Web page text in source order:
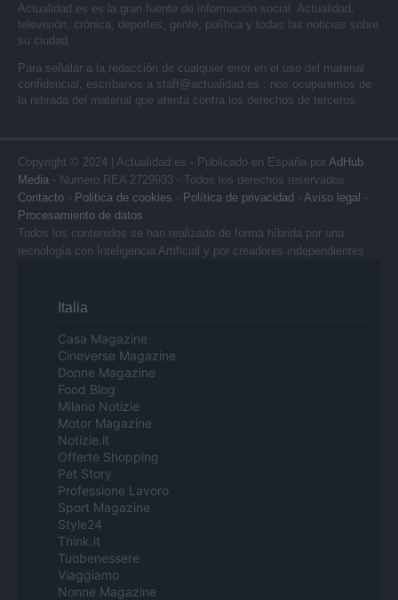
Actualidad.es es la gran fuente de información social. Actualidad,
televisión, crónica, deportes, gente, política y todas las noticias sobre
su ciudad.
Para señalar a la redacción de cualquier error en el uso del material
confidencial, escríbanos a staff@actualidad.es : nos ocuparemos de
la retirada del material que atenta contra los derechos de terceros.
Copyright © 2024 | Actualidad.es - Publicado en España por AdHub
Media - Numero REA 2729933 - Todos los derechos reservados.
Contacto - Politica de cookies - Política de privacidad - Aviso legal -
Procesamiento de datos
Todos los contenidos se han realizado de forma híbrida por una
tecnología con Inteligencia Artificial y por creadores independientes
Italia
Casa Magazine
Cineverse Magazine
Donne Magazine
Food Blog
Milano Notizie
Motor Magazine
Notizie.it
Offerte Shopping
Pet Story
Professione Lavoro
Sport Magazine
Style24
Think.it
Tuobenessere
Viaggiamo
Nonne Magazine